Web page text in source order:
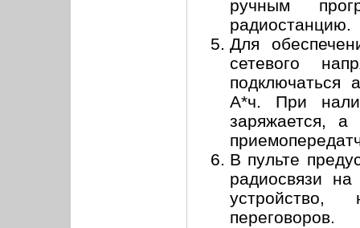
ручным
радиостанцию.
Для
сетевого
подключаться
А*ч. При
заряжается, а
В пульте
радиосвязи
устройство,
переговоров.